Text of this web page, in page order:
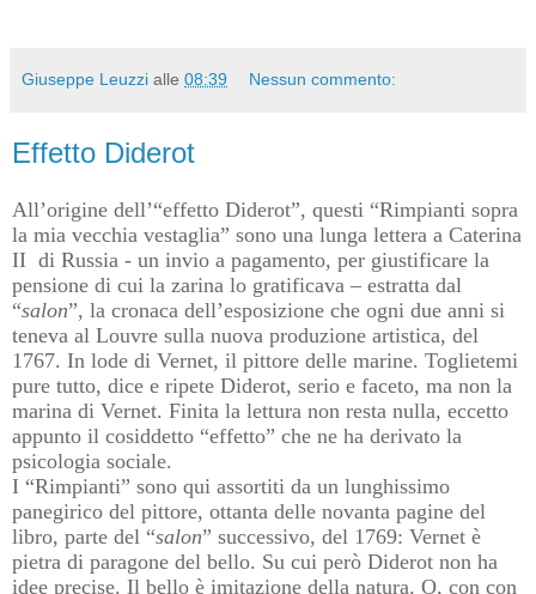
Giuseppe Leuzzi alle 08:39 Nessun commento:
Effetto Diderot
All’origine dell’“effetto Diderot”, questi “Rimpianti sopra
la mia vecchia vestaglia” sono una lunga lettera a Caterina
II di Russia - un invio a pagamento, per giustificare la
pensione di cui la zarina lo gratificava – estratta dal
“salon”, la cronaca dell’esposizione che ogni due anni si
teneva al Louvre sulla nuova produzione artistica, del
1767. In lode di Vernet, il pittore delle marine. Toglietemi
pure tutto, dice e ripete Diderot, serio e faceto, ma non la
marina di Vernet. Finita la lettura non resta nulla, eccetto
appunto il cosiddetto “effetto” che ne ha derivato la
psicologia sociale.
I “Rimpianti” sono qui assortiti da un lunghissimo
panegirico del pittore, ottanta delle novanta pagine del
libro, parte del “salon” successivo, del 1769: Vernet è
pietra di paragone del bello. Su cui però Diderot non ha
idee precise. Il bello è imitazione della natura. O, con con